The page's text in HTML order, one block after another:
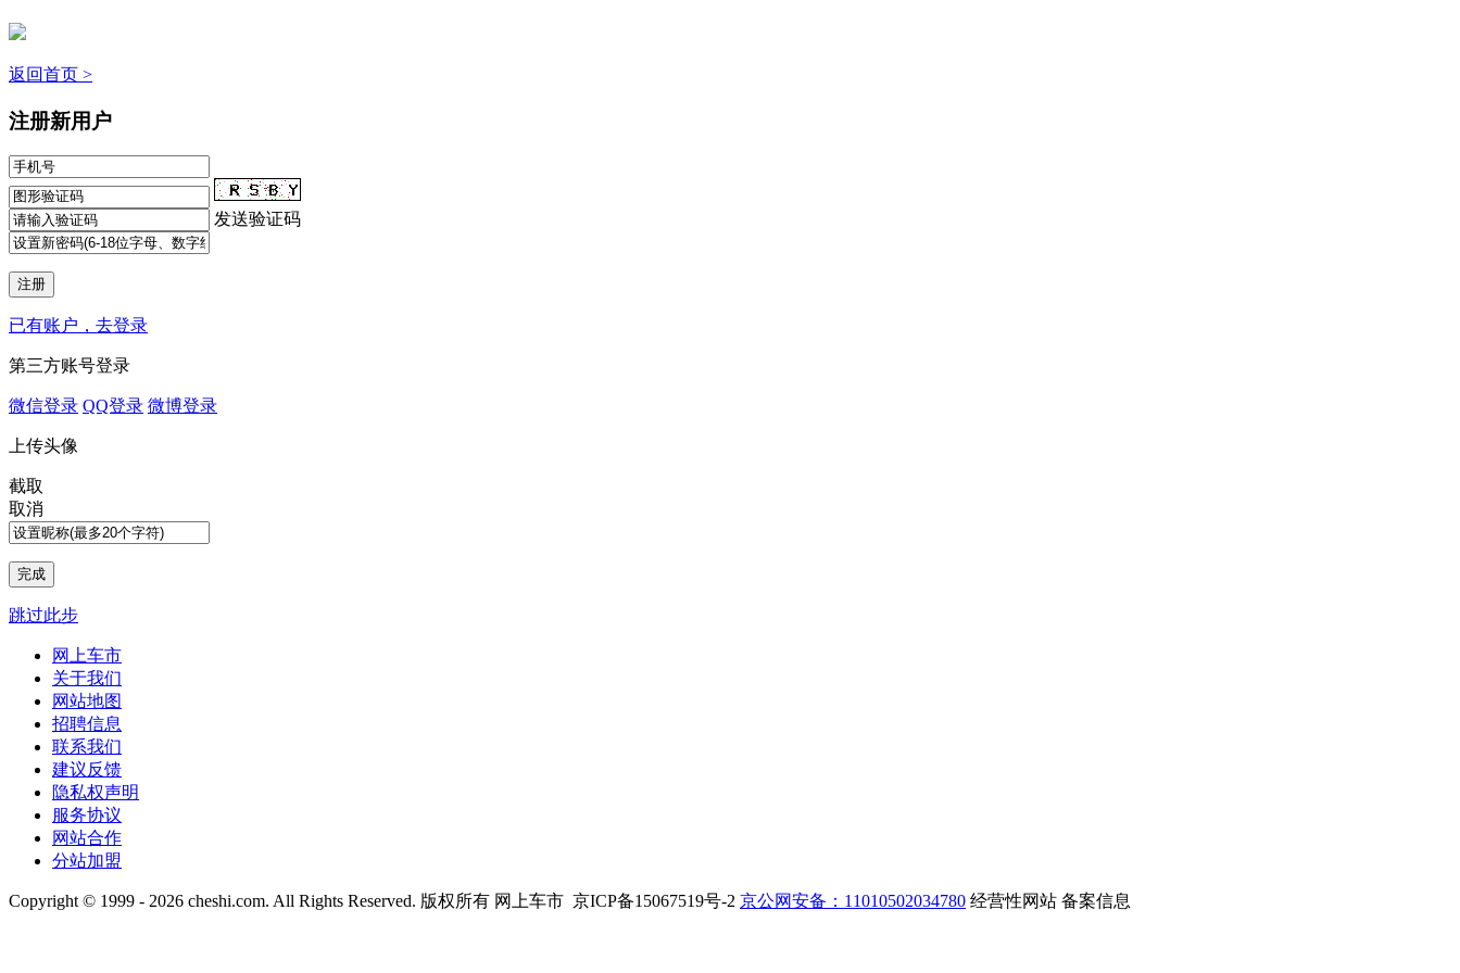
返回首页 >
注册新用户
发送验证码
已有账户，去登录
第三方账号登录
微信登录 QQ登录 微博登录
上传头像
截取
取消
跳过此步
网上车市
关于我们
网站地图
招聘信息
联系我们
建议反馈
隐私权声明
服务协议
网站合作
分站加盟
Copyright © 1999 - 2026 cheshi.com. All Rights Reserved. 版权所有 网上车市 京ICP备15067519号-2 京公网安备：11010502034780 经营性网站 备案信息